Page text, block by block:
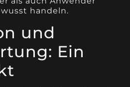
handeln.
und
Ein